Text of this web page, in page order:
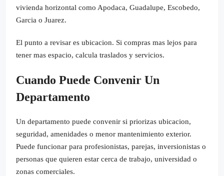
vivienda horizontal como Apodaca, Guadalupe, Escobedo,
Garcia o Juarez.
El punto a revisar es ubicacion. Si compras mas lejos para
tener mas espacio, calcula traslados y servicios.
Cuando Puede Convenir Un
Departamento
Un departamento puede convenir si priorizas ubicacion,
seguridad, amenidades o menor mantenimiento exterior.
Puede funcionar para profesionistas, parejas, inversionistas o
personas que quieren estar cerca de trabajo, universidad o
zonas comerciales.